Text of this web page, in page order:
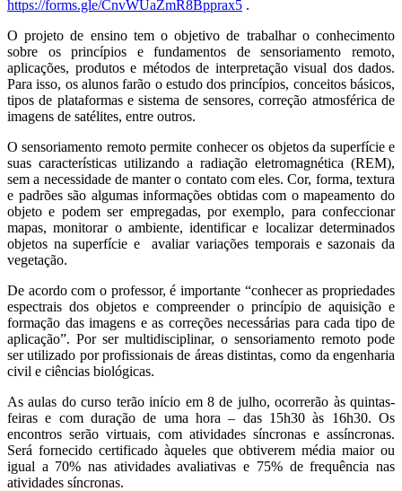
https://forms.gle/CnvWUaZmR8Bpprax5 .
O projeto de ensino tem o objetivo de trabalhar o conhecimento
sobre os princípios e fundamentos de sensoriamento remoto,
aplicações, produtos e métodos de interpretação visual dos dados.
Para isso, os alunos farão o estudo dos princípios, conceitos básicos,
tipos de plataformas e sistema de sensores, correção atmosférica de
imagens de satélites, entre outros.
O sensoriamento remoto permite conhecer os objetos da superfície e
suas características utilizando a radiação eletromagnética (REM),
sem a necessidade de manter o contato com eles. Cor, forma, textura
e padrões são algumas informações obtidas com o mapeamento do
objeto e podem ser empregadas, por exemplo, para confeccionar
mapas, monitorar o ambiente, identificar e localizar determinados
objetos na superfície e avaliar variações temporais e sazonais da
vegetação.
De acordo com o professor, é importante “conhecer as propriedades
espectrais dos objetos e compreender o princípio de aquisição e
formação das imagens e as correções necessárias para cada tipo de
aplicação”. Por ser multidisciplinar, o sensoriamento remoto pode
ser utilizado por profissionais de áreas distintas, como da engenharia
civil e ciências biológicas.
As aulas do curso terão início em 8 de julho, ocorrerão às quintas-
feiras e com duração de uma hora – das 15h30 às 16h30. Os
encontros serão virtuais, com atividades síncronas e assíncronas.
Será fornecido certificado àqueles que obtiverem média maior ou
igual a 70% nas atividades avaliativas e 75% de frequência nas
atividades síncronas.